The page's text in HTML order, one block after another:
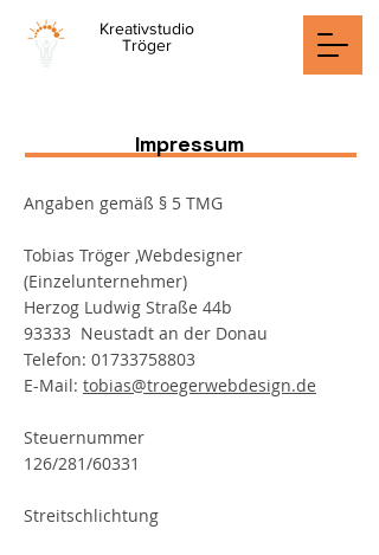
Kreativstudio
Tröger
Impressum
Angaben gemäß § 5 TMG
Tobias Tröger ,Webdesigner
(Einzelunternehmer)
Herzog Ludwig Straße 44b
93333 Neustadt an der Donau
Telefon: 01733758803
E-Mail: tobias@troegerwebdesign.de
Steuernummer
126/281/60331
Streitschlichtung